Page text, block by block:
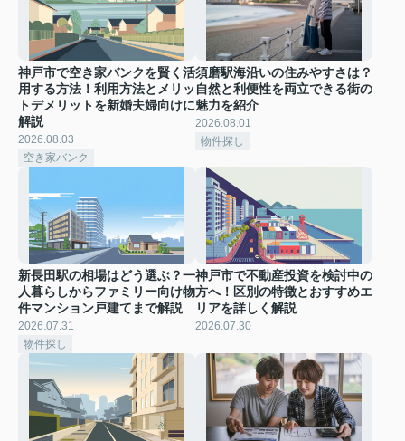
神戸市で空き家バンクを賢く活
用する方法！利用方法とメリッ
トデメリットを新婚夫婦向けに
解説
2026.08.03
空き家バンク
須磨駅海沿いの住みやすさは？
自然と利便性を両立できる街の
魅力を紹介
2026.08.01
物件探し
新長田駅の相場はどう選ぶ？一
人暮らしからファミリー向け物
件マンション戸建てまで解説
2026.07.31
物件探し
神戸市で不動産投資を検討中の
方へ！区別の特徴とおすすめエ
リアを詳しく解説
2026.07.30